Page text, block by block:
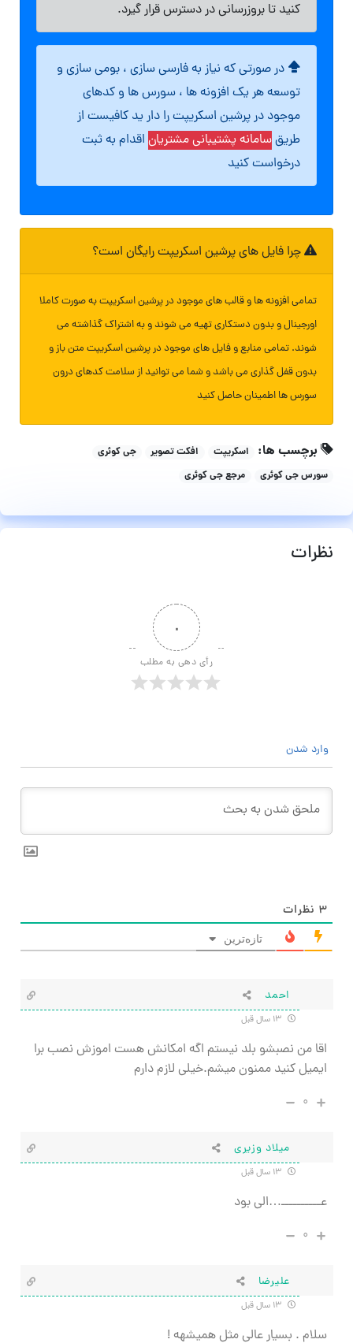
کنید تا بروزرسانی در دسترس قرار گیرد.
در صورتی که نیاز به فارسی سازی ، بومی سازی و
توسعه هر یک افزونه ها ، سورس ها و کدهای
موجود در پرشین اسکریپت را دار ید کافیست از
طریقسامانه پشتیبانی مشتریان اقدام به ثبت
درخواست کنید
چرا فایل های پرشین اسکریپت رایگان است؟
تمامی افزونه ها و قالب های موجود در پرشین اسکریپت به صورت کاملا
اورجینال و بدون دستکاری تهیه می شوند و به اشتراک گذاشته می
شوند. تمامی منابع و فایل های موجود در پرشین اسکریپت متن باز و
بدون قفل گذاری می باشد و شما می توانید از سلامت کدهای درون
سورس ها اطمینان حاصل کنید
برچسب ها: اسکریپت افکت تصویر
جی کوئری
سورس جی کوئری
مرجع جی کوئری
نظرات
۰
رأی دهی به مطلب
وارد شدن
۳ نظرات
تازه‌ترین
احمد
اقا من نصبشو بلد نیستم اگه امکانش هست اموزش نصب برا
ایمیل کنید ممنون میشم.خیلی لازم دارم
۰
میلاد وزیری
عــــــــــ…الی بود
۰
علیرضا
سلام . بسیار عالی مثل همیشهه !